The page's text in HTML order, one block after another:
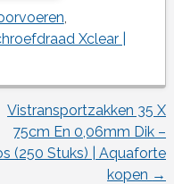
,
Xclear |
Vistransportzakken 35 X
75cm En 0,06mm Dik –
(250 Stuks) | Aquaforte
kopen →